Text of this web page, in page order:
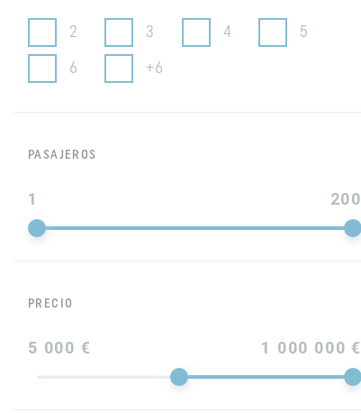
2 3 4 5
6 +6
PASAJEROS
1 200
PRECIO
5 000 € 1 000 000 €